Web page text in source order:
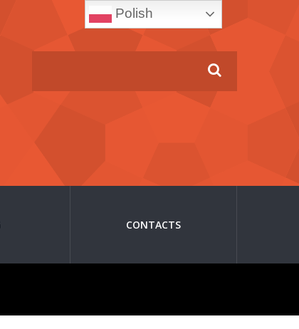
CONTACTS
Polish